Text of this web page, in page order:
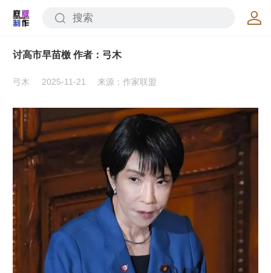
讨高市早苗檄 作者：弓木
弓木 2025-11-21 来源：作家联盟